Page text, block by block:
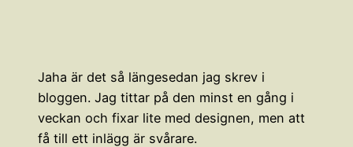
Jaha är det så längesedan jag skrev i
bloggen. Jag tittar på den minst en gång i
veckan och fixar lite med designen, men att
få till ett inlägg är svårare.